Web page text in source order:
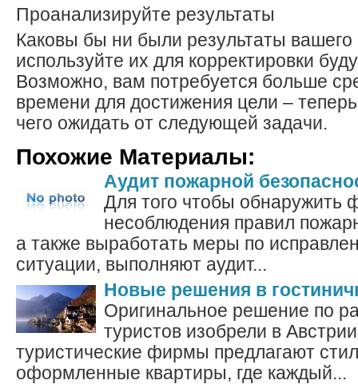
Проанализируйте результаты
Каковы бы ни были результаты вашего
используйте их для корректировки
Возможно, вам потребуется больше
времени для достижения цели –
чего ожидать от следующей задачи.
Похожие Материалы:
Аудит пожарной
Для того чтобы обнаружить
несоблюдения правил
а также выработать меры по
ситуации, выполняют аудит...
Новые решения в
Оригинальное решение по
туристов изобрели в
туристические фирмы предлагают
оформленные квартиры, где каждый...